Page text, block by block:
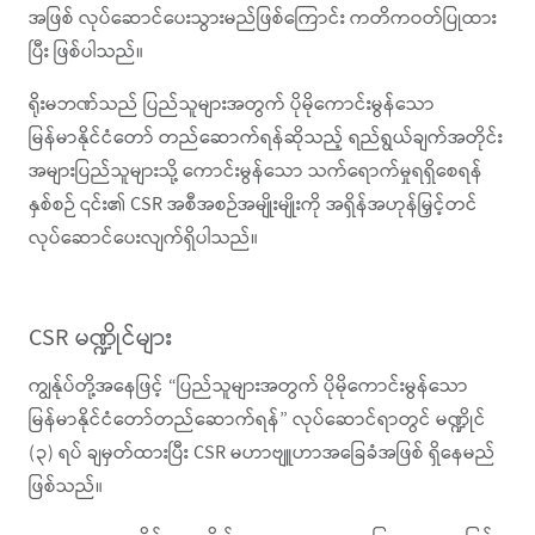
အဖြစ် လုပ်ဆောင်ပေးသွားမည်ဖြစ်ကြောင်း ကတိကဝတ်ပြုထား
ပြီး ဖြစ်ပါသည်။
ရိုးမဘဏ်သည် ပြည်သူများအတွက် ပိုမိုကောင်းမွန်သော
မြန်မာနိုင်ငံတော် တည်ဆောက်ရန်ဆိုသည့် ရည်ရွယ်ချက်အတိုင်း
အများပြည်သူများသို့ ကောင်းမွန်သော သက်ရောက်မှုရရှိစေရန်
နှစ်စဉ် ၎င်း၏ CSR အစီအစဉ်အမျိုးမျိုးကို အရှိန်အဟုန်မြှင့်တင်
လုပ်ဆောင်ပေးလျက်ရှိပါသည်။
CSR မဏ္ဍိုင်များ
ကျွန်ုပ်တို့အနေဖြင့် “ပြည်သူများအတွက် ပိုမိုကောင်းမွန်သော
မြန်မာနိုင်ငံတော်တည်ဆောက်ရန်” လုပ်ဆောင်ရာတွင် မဏ္ဍိုင်
(၃) ရပ် ချမှတ်ထားပြီး CSR မဟာဗျူဟာအခြေခံအဖြစ် ရှိနေမည်
ဖြစ်သည်။